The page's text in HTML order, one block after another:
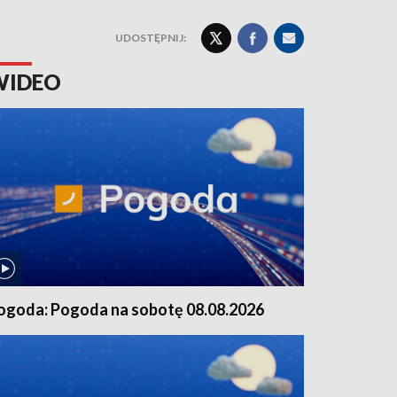
UDOSTĘPNIJ:
Pogoda na sobotę 08.08.2026